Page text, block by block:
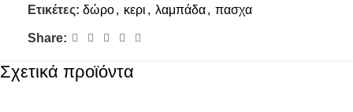
Ετικέτες: δώρο, κερι , λαμπάδα, πασχα
Share:
Σχετικά προϊόντα